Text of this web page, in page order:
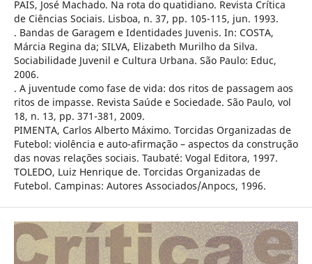
PAIS, José Machado. Na rota do quatidiano. Revista Crítica
de Ciências Sociais. Lisboa, n. 37, pp. 105-115, jun. 1993.
. Bandas de Garagem e Identidades Juvenis. In: COSTA,
Márcia Regina da; SILVA, Elizabeth Murilho da Silva.
Sociabilidade Juvenil e Cultura Urbana. São Paulo: Educ,
2006.
. A juventude como fase de vida: dos ritos de passagem aos
ritos de impasse. Revista Saúde e Sociedade. São Paulo, vol
18, n. 13, pp. 371-381, 2009.
PIMENTA, Carlos Alberto Máximo. Torcidas Organizadas de
Futebol: violência e auto-afirmação – aspectos da construção
das novas relações sociais. Taubaté: Vogal Editora, 1997.
TOLEDO, Luiz Henrique de. Torcidas Organizadas de
Futebol. Campinas: Autores Associados/Anpocs, 1996.